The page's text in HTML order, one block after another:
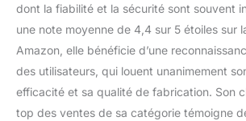
dont la fiabilité et la sécurité sont souvent
une note moyenne de 4,4 sur 5 étoiles sur
Amazon, elle bénéficie d’une
des utilisateurs, qui louent unanimement
efficacité et sa qualité de fabrication. Son
top des ventes de sa catégorie témoigne